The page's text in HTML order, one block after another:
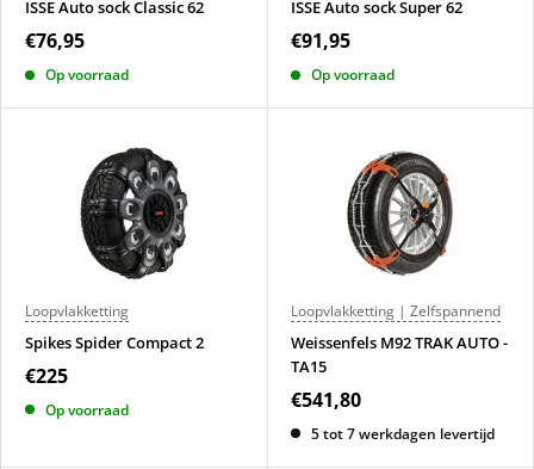
ISSE Auto sock Classic 62
€76,95
Op voorraad
ISSE Auto sock Super 62
€91,95
Op voorraad
Loopvlakketting
Spikes Spider Compact 2
€225
Op voorraad
Loopvlakketting | Zelfspannend
Weissenfels M92 TRAK AUTO -
TA15
€541,80
5 tot 7 werkdagen levertijd